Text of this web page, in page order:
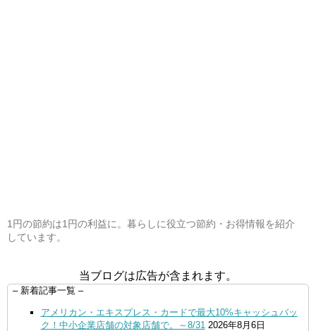
1円の節約は1円の利益に。暮らしに役立つ節約・お得情報を紹介
しています。
当ブログは広告が含まれます。
– 新着記事一覧 –
アメリカン・エキスプレス・カードで最大10%キャッシュバッ
ク！中小企業店舗の対象店舗で。～8/31 2026年8月6日